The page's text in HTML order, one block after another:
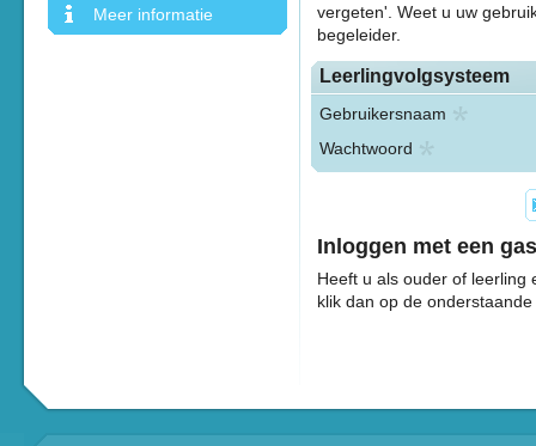
Meer informatie
vergeten'. Weet u uw
begeleider.
Leerlingvolgsysteem
Gebruikersnaam
Wachtwoord
Inloggen met een
Heeft u als ouder of leerling
klik dan op de